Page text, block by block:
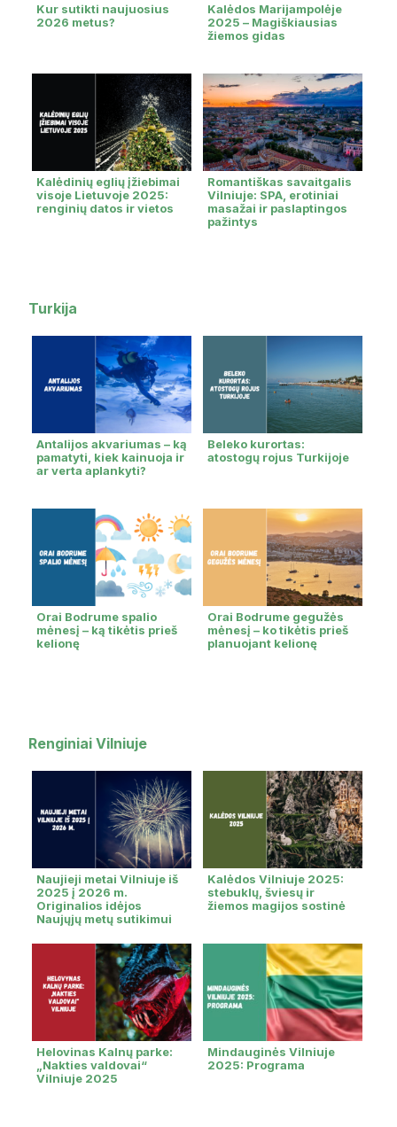
Kur sutikti naujuosius
2026 metus?
Kalėdos Marijampolėje
2025 – Magiškiausias
žiemos gidas
Kalėdinių eglių įžiebimai
visoje Lietuvoje 2025:
renginių datos ir vietos
Romantiškas savaitgalis
Vilniuje: SPA, erotiniai
masažai ir paslaptingos
pažintys
Turkija
Antalijos akvariumas – ką
pamatyti, kiek kainuoja ir
ar verta aplankyti?
Beleko kurortas:
atostogų rojus Turkijoje
Orai Bodrume spalio
mėnesį – ką tikėtis prieš
kelionę
Orai Bodrume gegužės
mėnesį – ko tikėtis prieš
planuojant kelionę
Renginiai Vilniuje
Naujieji metai Vilniuje iš
2025 į 2026 m.
Originalios idėjos
Naujųjų metų sutikimui
Kalėdos Vilniuje 2025:
stebuklų, šviesų ir
žiemos magijos sostinė
Helovinas Kalnų parke:
„Nakties valdovai“
Vilniuje 2025
Mindauginės Vilniuje
2025: Programa